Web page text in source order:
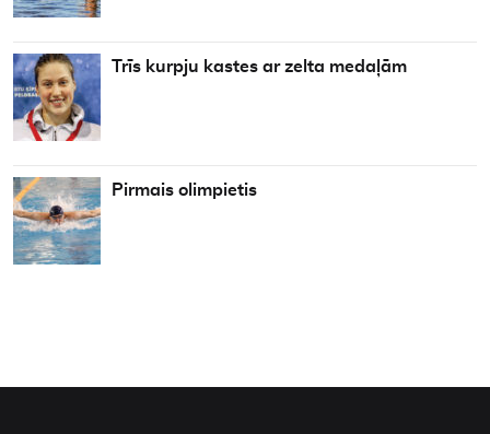
Trīs kurpju kastes ar zelta medaļām
Pirmais olimpietis